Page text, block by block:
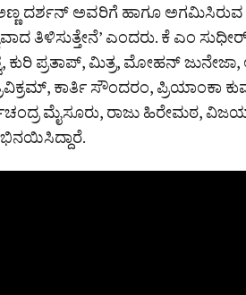
ದರ್ಶನ್ ಅವರಿಗೆ ಹಾಗೂ ಅಗಮಿಸಿರುವ
ತಿಳಿಸುತ್ತೇನೆ’ ಎಂದರು. ಕೆ ಎಂ
ಪ್ರತಾಪ್, ಮಿತ್ರ, ಮೋಹನ್ ಜುನೇಜಾ,
ಕಾರ್ತಿ ಸೌಂದರಂ, ಪ್ರಿಯಾಂಕಾ
ಮೈಸೂರು, ರಾಜು ಹಿರೇಮಠ,